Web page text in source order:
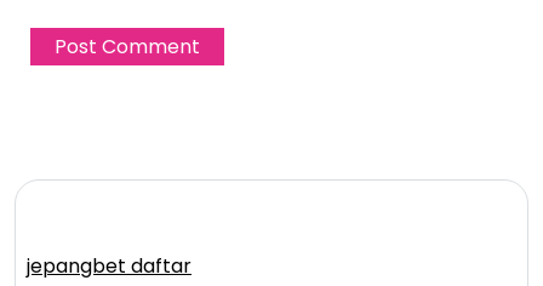
jepangbet daftar